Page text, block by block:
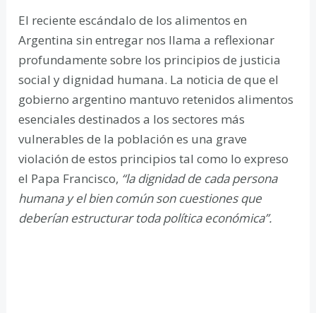
El reciente escándalo de los alimentos en
Argentina sin entregar nos llama a reflexionar
profundamente sobre los principios de justicia
social y dignidad humana. La noticia de que el
gobierno argentino mantuvo retenidos alimentos
esenciales destinados a los sectores más
vulnerables de la población es una grave
violación de estos principios tal como lo expreso
el Papa Francisco, “la dignidad de cada persona
humana y el bien común son cuestiones que
deberían estructurar toda política económica”.